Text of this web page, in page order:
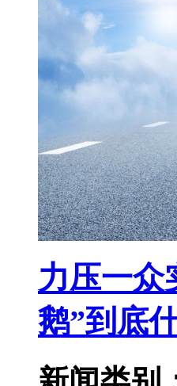
力压一众
鹅”到底